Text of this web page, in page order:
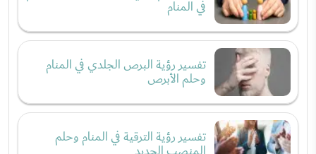
في المنام
تفسير رؤية البرص الجلدي في المنام
وحلم الأبرص
تفسير رؤية الترقية في المنام وحلم